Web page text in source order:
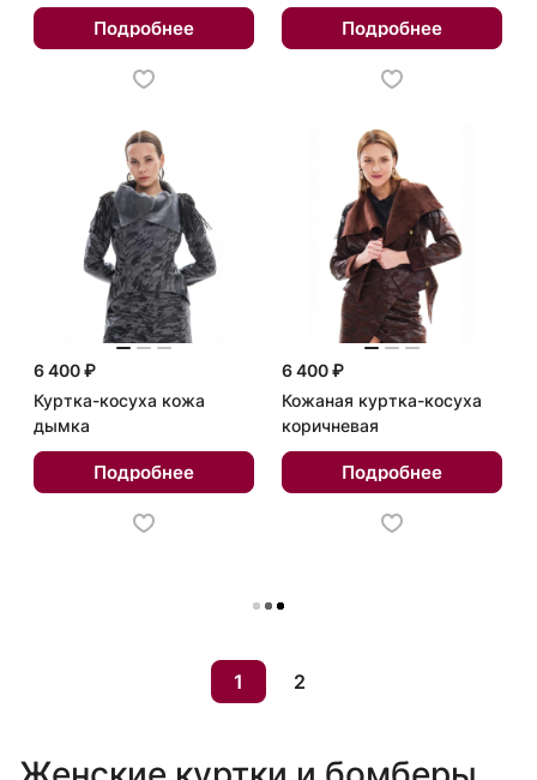
Подробнее Подробнее
6 400 ₽
Куртка-косуха кожа
дымка
Подробнее
6 400 ₽
Кожаная куртка-косуха
коричневая
Подробнее
Загрузить еще
1 2